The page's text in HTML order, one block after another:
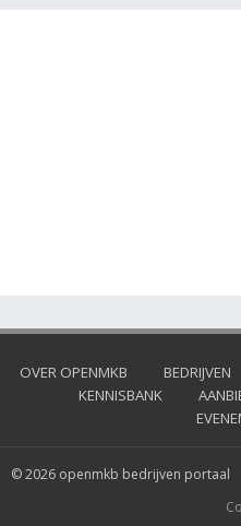
OVER OPENMKB BEDRIJVEN
KENNISBANK
© 2026 openmkb bedrijven portaal